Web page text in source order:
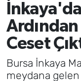
Ceset
Bursa İnkaya
meydana gelen
MAGAZİN
BİLİM
DÜNYA
TFF 2.Lig
Tüm
Son Dakika